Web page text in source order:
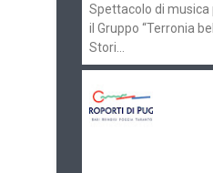
Spettacolo di musica
il Gruppo “Terronia
Stori...